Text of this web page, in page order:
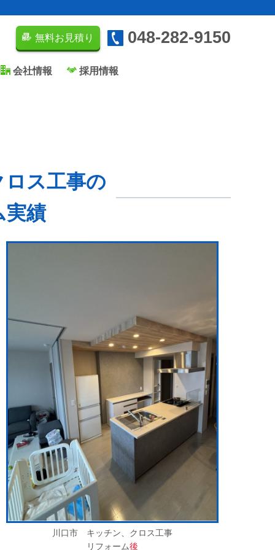
無料お見積り 048-282-9150
会社情報 採用情報
ス工事の
実績
川口市 キッチン、クロス工事
リフォーム後